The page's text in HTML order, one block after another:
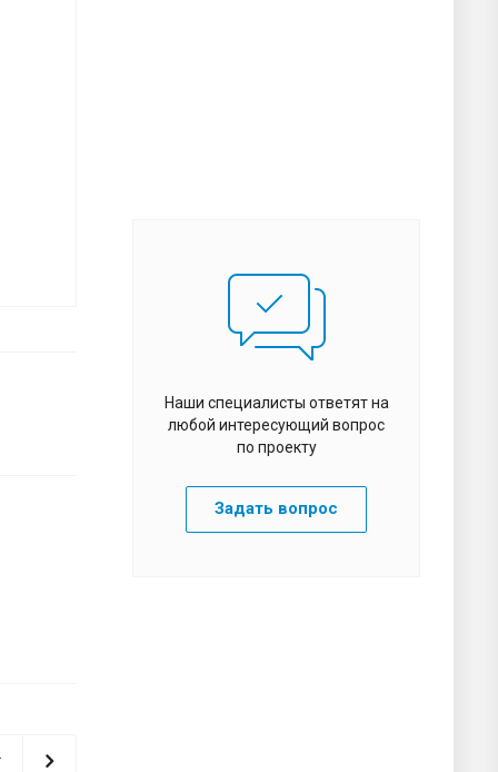
Наши специалисты ответят на
любой интересующий вопрос
по проекту
Задать вопрос